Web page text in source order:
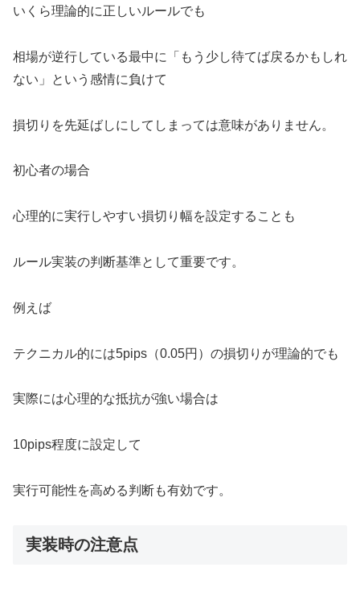
いくら理論的に正しいルールでも
相場が逆行している最中に「もう少し待てば戻るかもしれ
ない」という感情に負けて
損切りを先延ばしにしてしまっては意味がありません。
初心者の場合
心理的に実行しやすい損切り幅を設定することも
ルール実装の判断基準として重要です。
例えば
テクニカル的には5pips（0.05円）の損切りが理論的でも
実際には心理的な抵抗が強い場合は
10pips程度に設定して
実行可能性を高める判断も有効です。
実装時の注意点